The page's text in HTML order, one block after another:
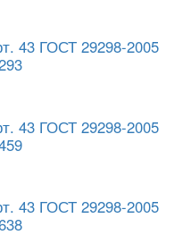
43 ГОСТ 29298-2005
43 ГОСТ 29298-2005
43 ГОСТ 29298-2005